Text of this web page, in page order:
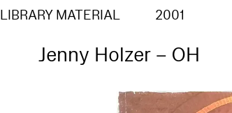
LIBRARY MATERIAL 2001
Jenny Holzer – OH